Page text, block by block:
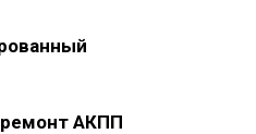
ремонт АКПП